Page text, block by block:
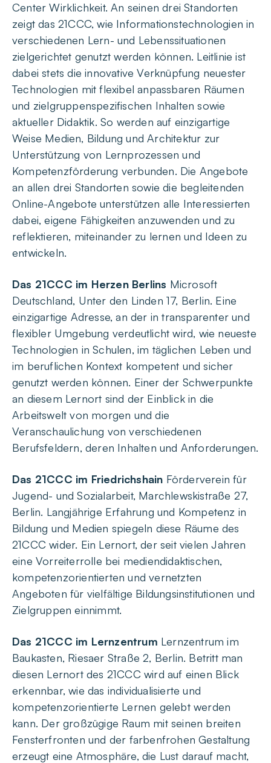
Center Wirklichkeit. An seinen drei Standorten
zeigt das 21CCC, wie Informationstechnologien in
verschiedenen Lern- und Lebenssituationen
zielgerichtet genutzt werden können. Leitlinie ist
dabei stets die innovative Verknüpfung neuester
Technologien mit flexibel anpassbaren Räumen
und zielgruppenspezifischen Inhalten sowie
aktueller Didaktik. So werden auf einzigartige
Weise Medien, Bildung und Architektur zur
Unterstützung von Lernprozessen und
Kompetenzförderung verbunden. Die Angebote
an allen drei Standorten sowie die begleitenden
Online-Angebote unterstützen alle Interessierten
dabei, eigene Fähigkeiten anzuwenden und zu
reflektieren, miteinander zu lernen und Ideen zu
entwickeln.
Das 21CCC im Herzen Berlins Microsoft
Deutschland, Unter den Linden 17, Berlin. Eine
einzigartige Adresse, an der in transparenter und
flexibler Umgebung verdeutlicht wird, wie neueste
Technologien in Schulen, im täglichen Leben und
im beruflichen Kontext kompetent und sicher
genutzt werden können. Einer der Schwerpunkte
an diesem Lernort sind der Einblick in die
Arbeitswelt von morgen und die
Veranschaulichung von verschiedenen
Berufsfeldern, deren Inhalten und Anforderungen.
Das 21CCC im Friedrichshain Förderverein für
Jugend- und Sozialarbeit, Marchlewskistraße 27,
Berlin. Langjährige Erfahrung und Kompetenz in
Bildung und Medien spiegeln diese Räume des
21CCC wider. Ein Lernort, der seit vielen Jahren
eine Vorreiterrolle bei mediendidaktischen,
kompetenzorientierten und vernetzten
Angeboten für vielfältige Bildungsinstitutionen und
Zielgruppen einnimmt.
Das 21CCC im Lernzentrum Lernzentrum im
Baukasten, Riesaer Straße 2, Berlin. Betritt man
diesen Lernort des 21CCC wird auf einen Blick
erkennbar, wie das individualisierte und
kompetenzorientierte Lernen gelebt werden
kann. Der großzügige Raum mit seinen breiten
Fensterfronten und der farbenfrohen Gestaltung
erzeugt eine Atmosphäre, die Lust darauf macht,